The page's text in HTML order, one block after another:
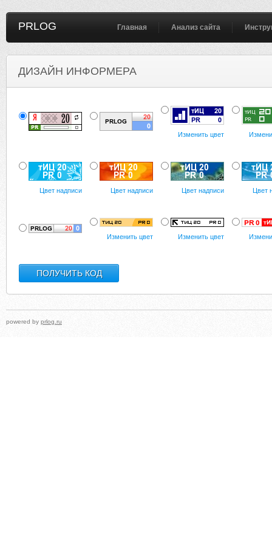
PRLOG Главная Анализ сайта
ДИЗАЙН ИНФОРМЕРА
Изменить цвет
Цвет надписи Цвет надписи Цвет надписи Цвет
Изменить цвет Изменить цвет
powered by prlog.ru